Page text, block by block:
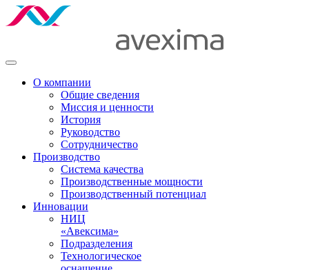
О компании
Общие сведения
Миссия и ценности
История
Руководство
Сотрудничество
Производство
Система качества
Производственные мощности
Производственный потенциал
Инновации
НИЦ
«Авексима»
Подразделения
Технологическое